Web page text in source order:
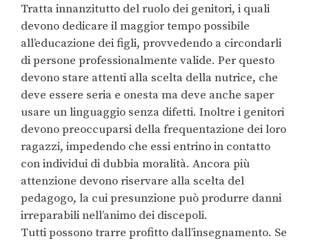
Tratta innanzitutto del ruolo dei genitori, i quali
devono dedicare il maggior tempo possibile
all’educazione dei figli, provvedendo a circondarli
di persone professionalmente valide. Per questo
devono stare attenti alla scelta della nutrice, che
deve essere seria e onesta ma deve anche saper
usare un linguaggio senza difetti. Inoltre i genitori
devono preoccuparsi della frequentazione dei loro
ragazzi, impedendo che essi entrino in contatto
con individui di dubbia moralità. Ancora più
attenzione devono riservare alla scelta del
pedagogo, la cui presunzione può produrre danni
irreparabili nell’animo dei discepoli.
Tutti possono trarre profitto dall’insegnamento. Se